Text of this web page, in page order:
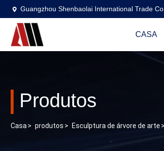
Guangzhou Shenbaolai International Trade
CASA
Produtos
Casa> produtos > Esculptura de árvore de arte >